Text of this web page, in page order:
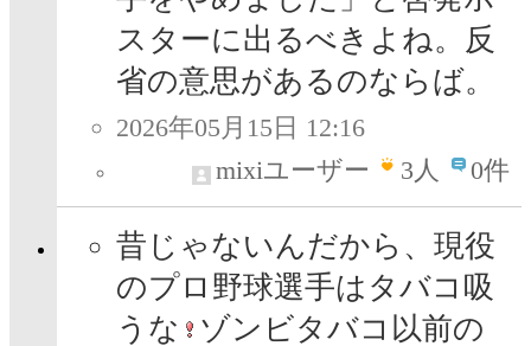
スターに出るべきよね。反
省の意思があるのならば。
2026年05月15日 12:16
mixiユーザー
3人 0件
昔じゃないんだから、現役
のプロ野球選手はタバコ吸
うな
ゾンビタバコ以前の